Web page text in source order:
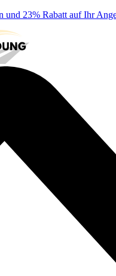
und 23% Rabatt auf Ihr